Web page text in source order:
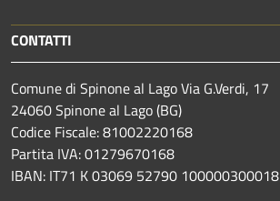
CONTATTI
Comune di Spinone al Lago Via G.Verdi, 17
24060 Spinone al Lago (BG)
Codice Fiscale: 81002220168
Partita IVA: 01279670168
IBAN: IT71 K 03069 52790 100000300018